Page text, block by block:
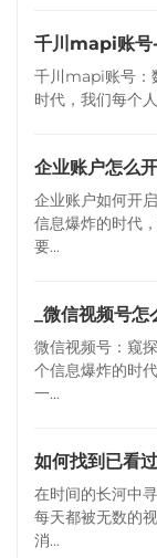
千川mapi账号
千川mapi账号：
时代，我们每个
企业账户怎么
企业账户如何开
信息爆炸的时代
要...
_微信视频号
微信视频号：窥
个信息爆炸的时
一...
如何找到已看
在时间的长河中
每天都被无数的
消...